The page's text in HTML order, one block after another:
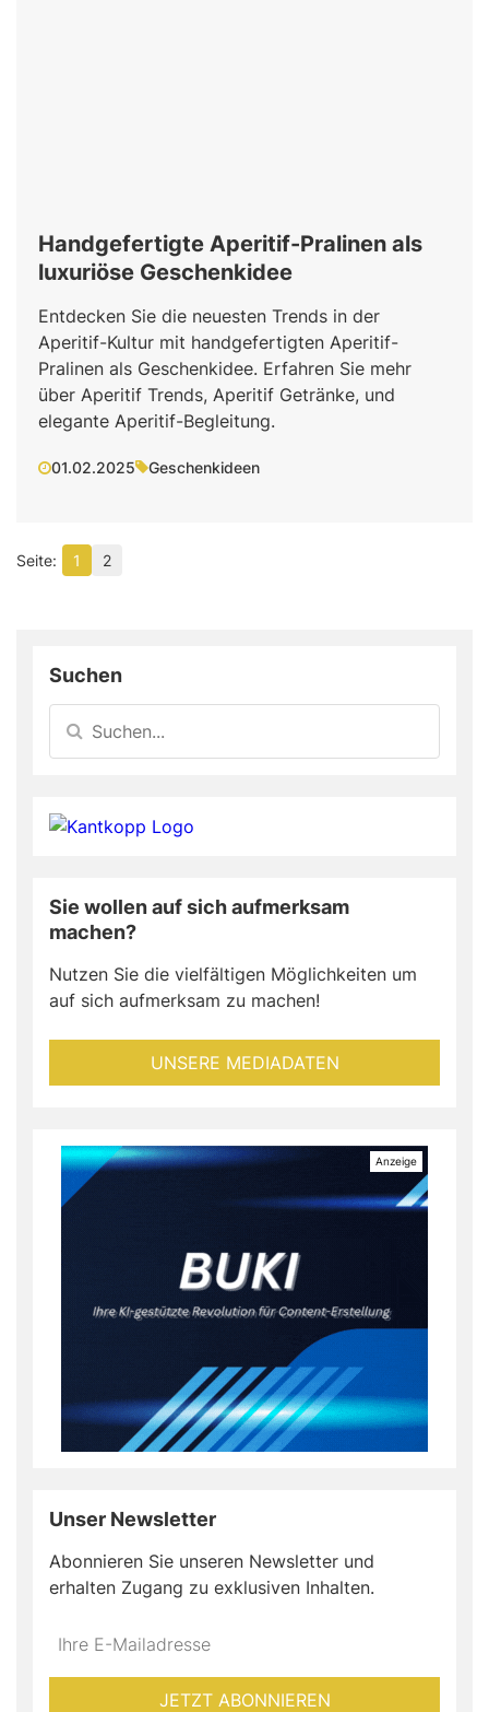
Handgefertigte Aperitif-Pralinen als
luxuriöse Geschenkidee
Entdecken Sie die neuesten Trends in der
Aperitif-Kultur mit handgefertigten Aperitif-
Pralinen als Geschenkidee. Erfahren Sie mehr
über Aperitif Trends, Aperitif Getränke, und
elegante Aperitif-Begleitung.
01.02.2025 Geschenkideen
1 2
Suchen
Sie wollen auf sich aufmerksam
machen?
Nutzen Sie die vielfältigen Möglichkeiten um
auf sich aufmerksam zu machen!
UNSERE MEDIADATEN
Unser Newsletter
Abonnieren Sie unseren Newsletter und
erhalten Zugang zu exklusiven Inhalten.
Do
*Ihre
JETZT ABONNIEREN